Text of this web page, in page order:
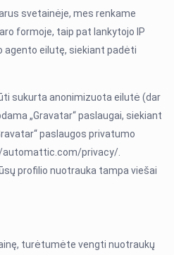
svetainėje, mes renkame
formoje, taip pat lankytojo IP
agento eilutę, siekiant padėti
sukurta anonimizuota eilutė (dar
„Gravatar“ paslaugai, siekiant
paslaugos privatumo
automattic.com/privacy/.
profilio nuotrauka tampa viešai
turėtumėte vengti nuotraukų